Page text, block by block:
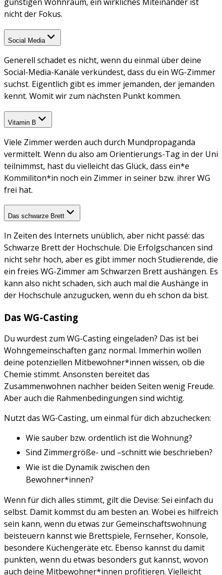
nicht der Fokus.
Social Media
Generell schadet es nicht, wenn du einmal über deine
Social-Media-Kanäle verkündest, dass du ein WG-Zimmer
suchst. Eigentlich gibt es immer jemanden, der jemanden
kennt. Womit wir zum nächsten Punkt kommen.
Vitamin B
Viele Zimmer werden auch durch Mundpropaganda
vermittelt. Wenn du also am Orientierungs-Tag in der Uni
teilnimmst, hast du vielleicht das Glück, dass ein*e
Kommiliton*in noch ein Zimmer in seiner bzw. ihrer WG
frei hat.
Das schwarze Brett
In Zeiten des Internets unüblich, aber nicht passé: das
Schwarze Brett der Hochschule. Die Erfolgschancen sind
nicht sehr hoch, aber es gibt immer noch Studierende, die
ein freies WG-Zimmer am Schwarzen Brett aushängen. Es
kann also nicht schaden, sich auch mal die Aushänge in
der Hochschule anzugucken, wenn du eh schon da bist.
Das WG-Casting
Du wurdest zum WG-Casting eingeladen? Das ist bei
Wohngemeinschaften ganz normal. Immerhin wollen
deine potenziellen Mitbewohner*innen wissen, ob die
Chemie stimmt. Ansonsten bereitet das
Zusammenwohnen nachher beiden Seiten wenig Freude.
Aber auch die Rahmenbedingungen sind wichtig.
Nutzt das WG-Casting, um einmal für dich abzuchecken:
Wie sauber bzw. ordentlich ist die Wohnung?
Sind Zimmergröße- und –schnitt wie beschrieben?
Wie ist die Dynamik zwischen den
Bewohner*innen?
Wenn für dich alles stimmt, gilt die Devise: Sei einfach du
selbst. Damit kommst du am besten an. Wobei es hilfreich
sein kann, wenn du etwas zur Gemeinschaftswohnung
beisteuern kannst wie Brettspiele, Fernseher, Konsole,
besondere Küchengeräte etc. Ebenso kannst du damit
punkten, wenn du etwas besonders gut kannst, wovon
auch deine Mitbewohner*innen profitieren. Vielleicht